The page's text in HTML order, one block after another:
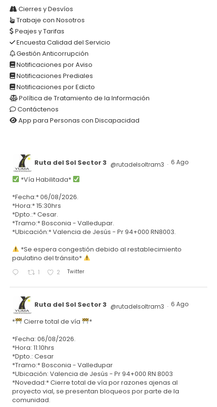
Cierres y Desvíos
Trabaje con Nosotros
Peajes y Tarifas
Encuesta Calidad del Servicio
Gestión Anticorrupción
Notificaciones por Aviso
Notificaciones Prediales
Notificaciones por Edicto
Política de Tratamiento de la Información
Contáctenos
App para Personas con Discapacidad
Ruta del Sol Sector 3 @rutadelsoltram3 · 6 Ago
*Vía Habilitada*
*Fecha:* 06/08/2026.
*Hora:* 15:30hrs
*Dpto.:* Cesar.
*Tramo:* Bosconia - Valledupar.
*Ubicación:* Valencia de Jesús - Pr 94+000 RN8003.
*Se espera congestión debido al restablecimiento
paulatino del tránsito*
1 2 Twitter
Ruta del Sol Sector 3 @rutadelsoltram3 · 6 Ago
* Cierre total de vía
*
*Fecha: 06/08/2026.
*Hora: 11:10hrs
*Dpto.: Cesar
*Tramo:* Bosconia - Valledupar
*Ubicación: Valencia de Jesús - Pr 94+000 RN 8003
*Novedad:* Cierre total de vía por razones ajenas al
proyecto vial, se presentan bloqueos por parte de la
comunidad.